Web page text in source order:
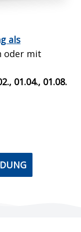
als
oder mit
01.04., 01.08.